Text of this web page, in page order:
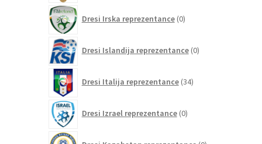
Dresi Irska reprezentance 0izdelkov
Dresi Islandija reprezentance 0izdelkov
Dresi Italija reprezentance 34izdelkov
Dresi Izrael reprezentance 0izdelkov